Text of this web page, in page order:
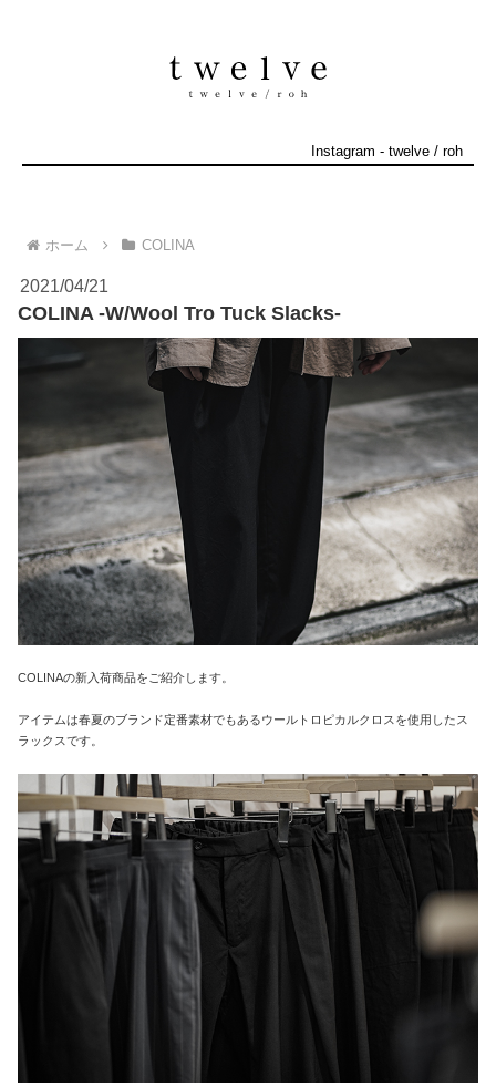
Instagram - twelve / roh
ホーム COLINA
2021/04/21
COLINA -W/Wool Tro Tuck Slacks-
COLINAの新入荷商品をご紹介します。
アイテムは春夏のブランド定番素材でもあるウールトロピカルクロスを使用したス
ラックスです。